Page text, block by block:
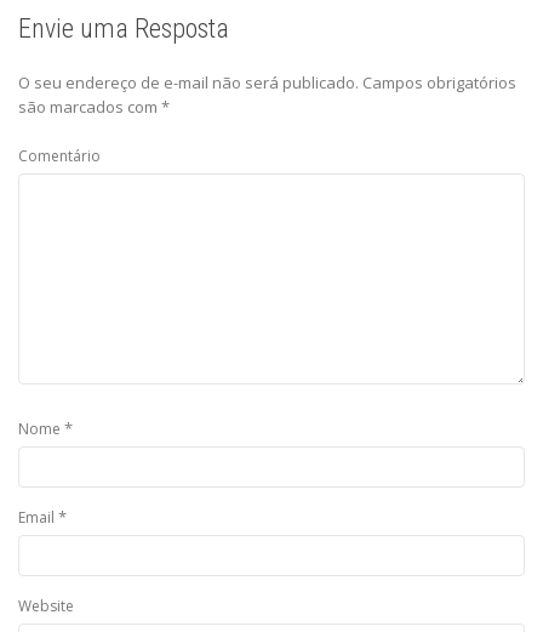
Envie uma Resposta
O seu endereço de e-mail não será publicado. Campos obrigatórios
são marcados com *
Comentário
Nome *
Email *
Website